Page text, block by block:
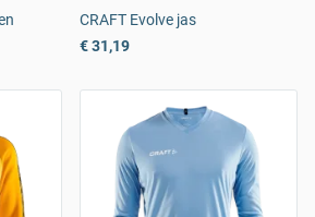
CRAFT Evolve jas
€ 31,19